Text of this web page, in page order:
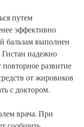
путем
эффективно
бальзам выполнен
Гистан надежно
развитие
от жировиков
с доктором.
врача. При